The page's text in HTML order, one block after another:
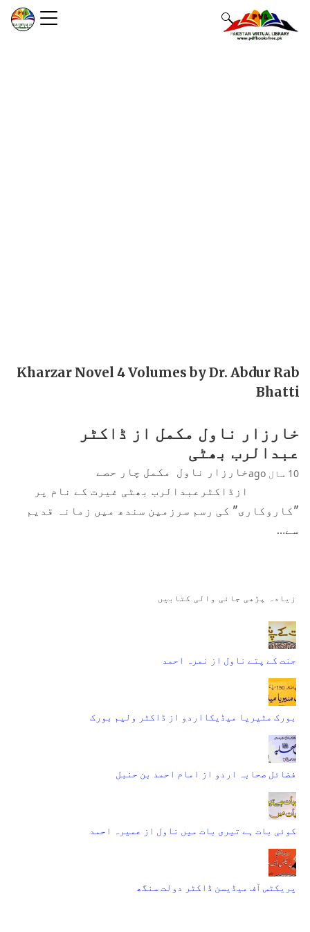
Kharzar Novel 4 Volumes by Dr. Abdur Rab
Bhatti
خارزار ناول مکمل از ڈاکٹر
عبدالرب بھٹی
10 سال ago
خارزار ناول مکمل چار حصے
ازڈاکٹرعبدالرب بھٹی غیرت کے نام پر
"کاروکاری" کی رسم سرزمین سندھ میں زمانہ قدیم
سے…
زیادہ پڑھی جانی والی کتابیں
جنت کے پتے ناول از نمرہ احمد
بورک مٹیریا میڈیکااردو از ڈاکٹر ولیم بورک
فضائل صحابہ اردو از امام احمد بن حنبل
کوئی بات ہے تیری بات میں ناول از عمیرہ احمد
پریکٹس آف میڈیسن ڈاکٹر دولت سنگھ